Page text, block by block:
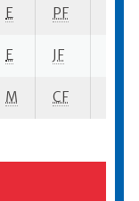
E PF
E JF
M CF